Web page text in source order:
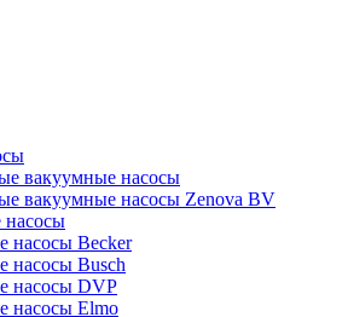
вакуумные насосы
вакуумные насосы Zenova BV
насосы
насосы Becker
насосы Busch
насосы DVP
насосы Elmo